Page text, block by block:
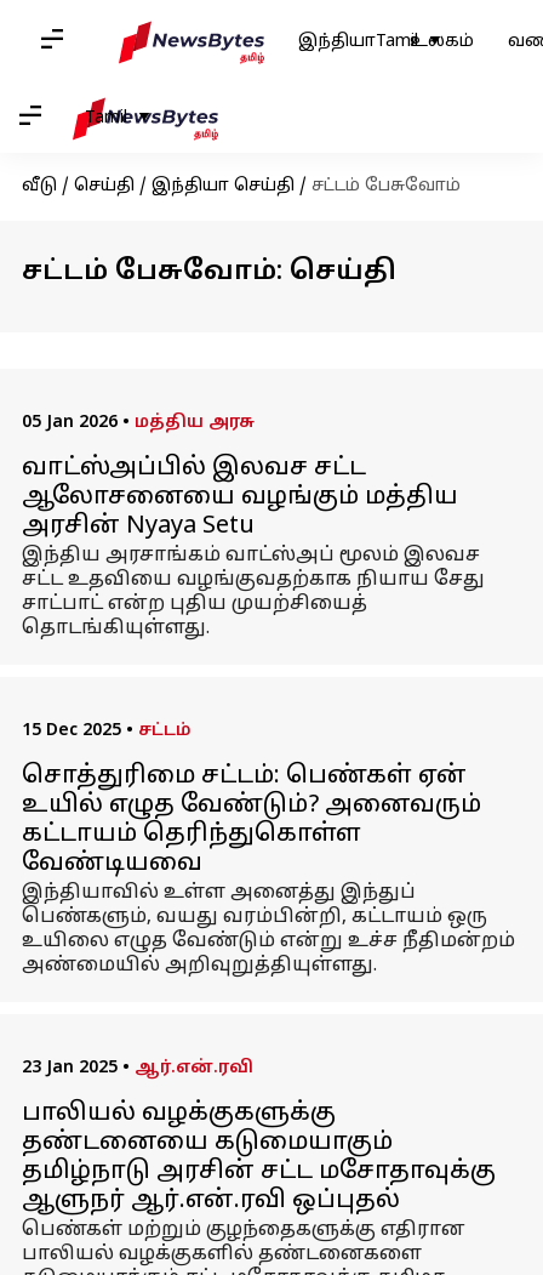
இந்தியா உலகம்
Tamil
Tamil
வீடு / செய்தி / இந்தியா செய்தி / சட்டம் பேசுவோம்
சட்டம் பேசுவோம்: செய்தி
05 Jan 2026 • மத்திய அரசு
வாட்ஸ்அப்பில் இலவச சட்ட
ஆலோசனையை வழங்கும் மத்திய
அரசின் Nyaya Setu
இந்திய அரசாங்கம் வாட்ஸ்அப் மூலம் இலவச
சட்ட உதவியை வழங்குவதற்காக நியாய சேது
சாட்பாட் என்ற புதிய முயற்சியைத்
தொடங்கியுள்ளது.
15 Dec 2025 • சட்டம்
சொத்துரிமை சட்டம்: பெண்கள் ஏன்
உயில் எழுத வேண்டும்? அனைவரும்
கட்டாயம் தெரிந்துகொள்ள
வேண்டியவை
இந்தியாவில் உள்ள அனைத்து இந்துப்
பெண்களும், வயது வரம்பின்றி, கட்டாயம் ஒரு
உயிலை எழுத வேண்டும் என்று உச்ச நீதிமன்றம்
அண்மையில் அறிவுறுத்தியுள்ளது.
23 Jan 2025 • ஆர்.என்.ரவி
பாலியல் வழக்குகளுக்கு
தண்டனையை கடுமையாகும்
தமிழ்நாடு அரசின் சட்ட மசோதாவுக்கு
ஆளுநர் ஆர்.என்.ரவி ஒப்புதல்
பெண்கள் மற்றும் குழந்தைகளுக்கு எதிரான
பாலியல் வழக்குகளில் தண்டனைகளை